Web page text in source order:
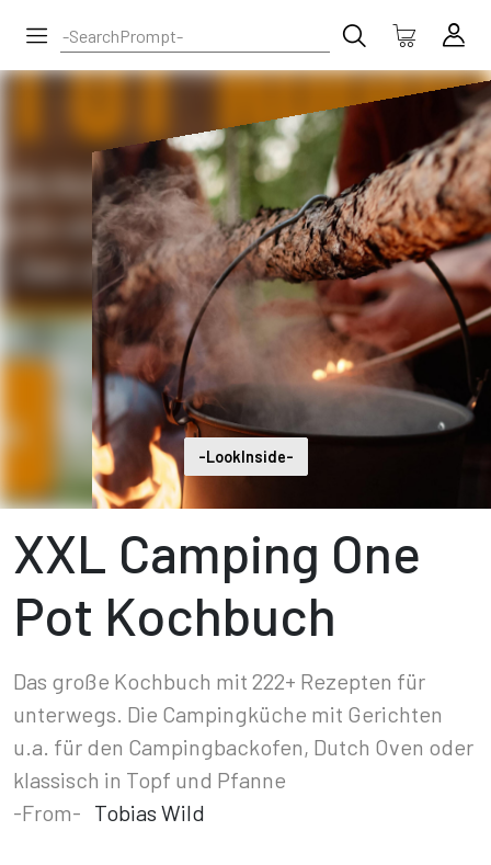
-LookInside-
XXL Camping One
Pot Kochbuch
Das große Kochbuch mit 222+ Rezepten für
unterwegs. Die Campingküche mit Gerichten
u.a. für den Campingbackofen, Dutch Oven oder
klassisch in Topf und Pfanne
-From- Tobias Wild